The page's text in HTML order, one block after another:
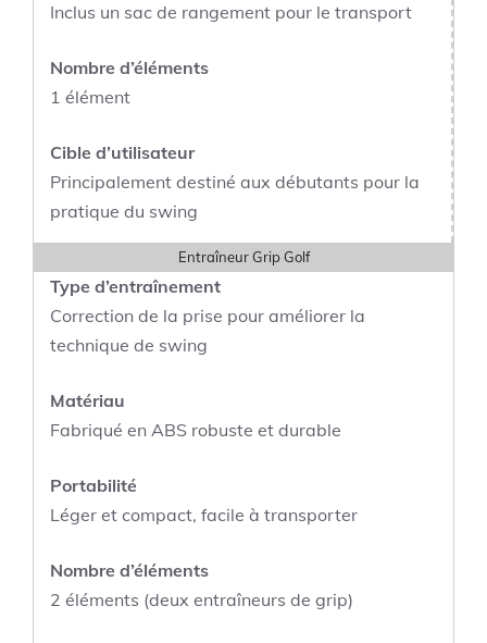
Inclus un sac de rangement pour le transport
Nombre d’éléments
1 élément
Cible d’utilisateur
Principalement destiné aux débutants pour la
pratique du swing
Entraîneur Grip Golf
Type d’entraînement
Correction de la prise pour améliorer la
technique de swing
Matériau
Fabriqué en ABS robuste et durable
Portabilité
Léger et compact, facile à transporter
Nombre d’éléments
2 éléments (deux entraîneurs de grip)